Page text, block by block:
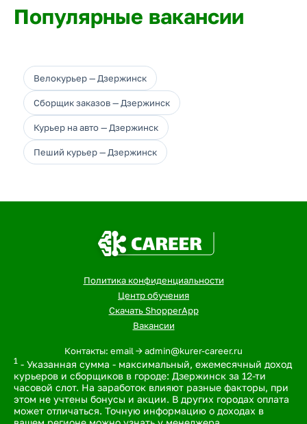
Популярные вакансии
Велокурьер — Дзержинск
Сборщик заказов — Дзержинск
Курьер на авто — Дзержинск
Пеший курьер — Дзержинск
Политика конфиденциальности
Центр обучения
Скачать ShopperApp
Вакансии
Контакты: email -> admin@kurer-career.ru
1 - Указанная сумма - максимальный, ежемесячный доход
курьеров и сборщиков в городе: Дзержинск за 12-ти
часовой слот. На заработок влияют разные факторы, при
этом не учтены бонусы и акции. В других городах оплата
может отличаться. Точную информацию о доходах в